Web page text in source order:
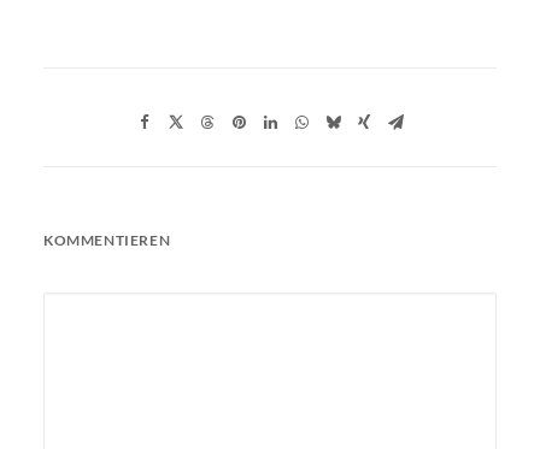
KOMMENTIEREN